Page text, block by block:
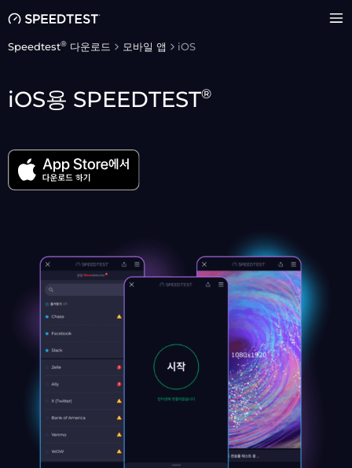
Speedtest® 다운로드 모바일 앱 iOS
iOS용 SPEEDTEST®